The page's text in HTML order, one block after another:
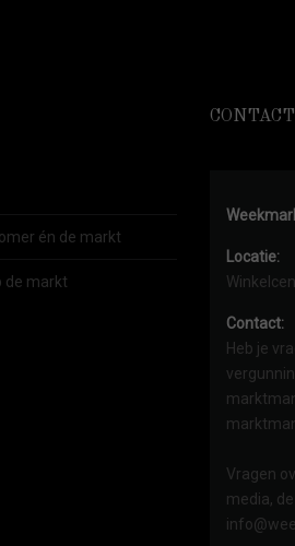
én de markt
de markt
CONTACT
Locatie:
Contact:
Heb je
Vragen
media,